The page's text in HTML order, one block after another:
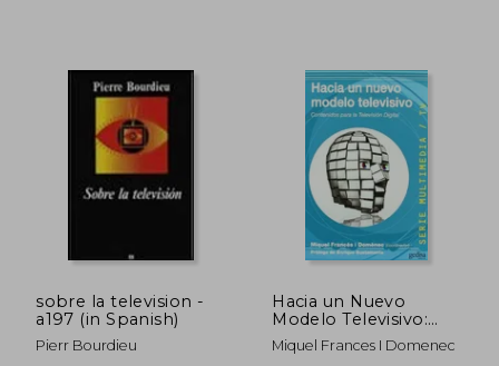
sobre la television -
a197 (in Spanish)
Pierr Bourdieu
Hacia un Nuevo
Modelo Televisivo:
Contenidos Para la
Television d Igital (in
Miquel Frances I Domenec